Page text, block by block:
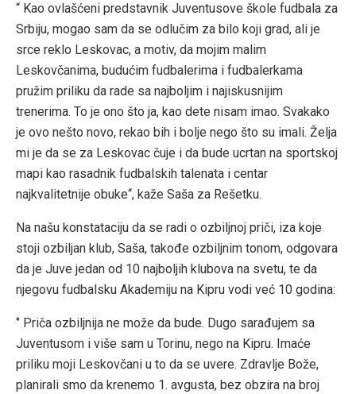
“ Kao ovlašćeni predstavnik Juventusove škole fudbala za
Srbiju, mogao sam da se odlučim za bilo koji grad, ali je
srce reklo Leskovac, a motiv, da mojim malim
Leskovčanima, budućim fudbalerima i fudbalerkama
pružim priliku da rade sa najboljim i najiskusnijim
trenerima. To je ono što ja, kao dete nisam imao. Svakako
je ovo nešto novo, rekao bih i bolje nego što su imali. Želja
mi je da se za Leskovac čuje i da bude ucrtan na sportskoj
mapi kao rasadnik fudbalskih talenata i centar
najkvalitetnije obuke“, kaže Saša za Rešetku.
Na našu konstataciju da se radi o ozbiljnoj priči, iza koje
stoji ozbiljan klub, Saša, takođe ozbiljnim tonom, odgovara
da je Juve jedan od 10 najboljih klubova na svetu, te da
njegovu fudbalsku Akademiju na Kipru vodi već 10 godina:
‘’ Priča ozbiljnija ne može da bude. Dugo sarađujem sa
Juventusom i više sam u Torinu, nego na Kipru. Imaće
priliku moji Leskovčani u to da se uvere. Zdravlje Bože,
planirali smo da krenemo 1. avgusta, bez obzira na broj